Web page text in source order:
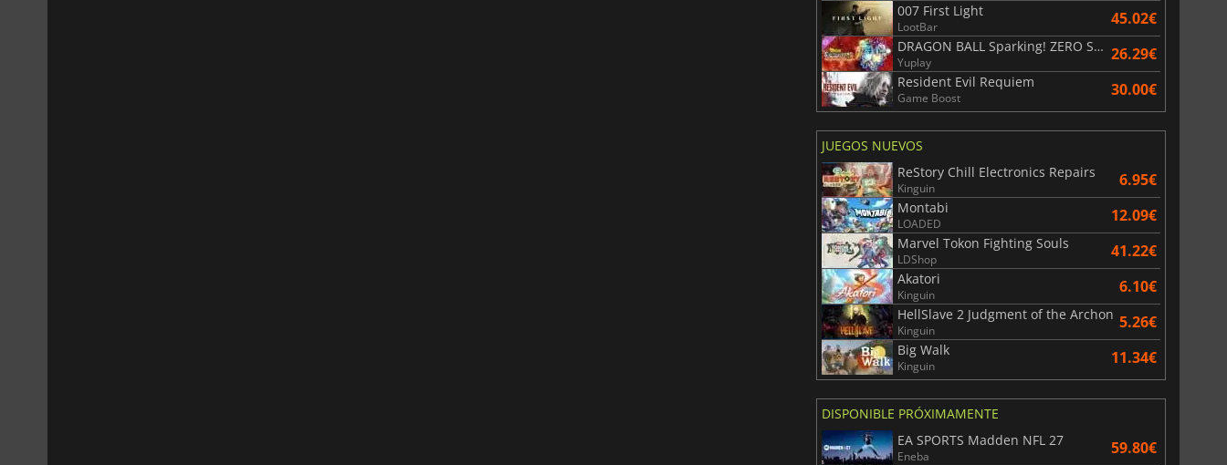
007 First Light
LootBar 45.02€
DRAGON BALL Sparking! ZERO Super Limit Breaking NEO
Yuplay 26.29€
Resident Evil Requiem
Game Boost 30.00€
JUEGOS NUEVOS
ReStory Chill Electronics Repairs
Kinguin 6.95€
Montabi
LOADED 12.09€
Marvel Tokon Fighting Souls
LDShop 41.22€
Akatori
Kinguin 6.10€
HellSlave 2 Judgment of the Archon
Kinguin 5.26€
Big Walk
Kinguin 11.34€
DISPONIBLE PRÓXIMAMENTE
EA SPORTS Madden NFL 27
Eneba 59.80€